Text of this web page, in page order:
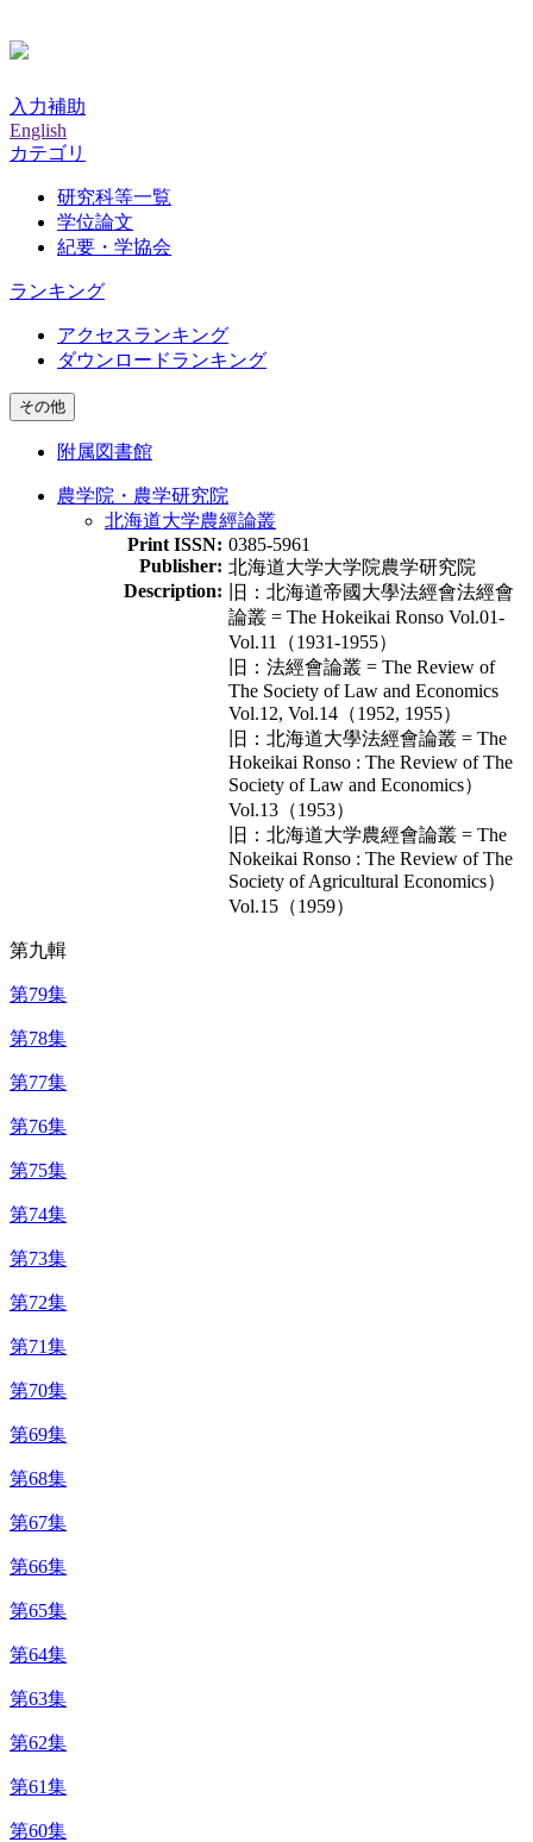
入力補助
English
カテゴリ
研究科等一覧
学位論文
紀要・学協会
ランキング
アクセスランキング
ダウンロードランキング
その他
附属図書館
農学院・農学研究院
北海道大学農經論叢
Print ISSN: 0385-5961
Publisher: 北海道大学大学院農学研究院
Description:
旧：北海道帝國大學法經會法經會
論叢 = The Hokeikai Ronso Vol.01-
Vol.11（1931-1955）
旧：法經會論叢 = The Review of
The Society of Law and Economics
Vol.12, Vol.14（1952, 1955）
旧：北海道大學法經會論叢 = The
Hokeikai Ronso : The Review of The
Society of Law and Economics）
Vol.13（1953）
旧：北海道大学農經會論叢 = The
Nokeikai Ronso : The Review of The
Society of Agricultural Economics）
Vol.15（1959）
第九輯
第79集
第78集
第77集
第76集
第75集
第74集
第73集
第72集
第71集
第70集
第69集
第68集
第67集
第66集
第65集
第64集
第63集
第62集
第61集
第60集